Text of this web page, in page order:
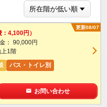
更新08/07
：4,100円）
： 90,000円
1階
バス・トイレ別
お問い合わせ